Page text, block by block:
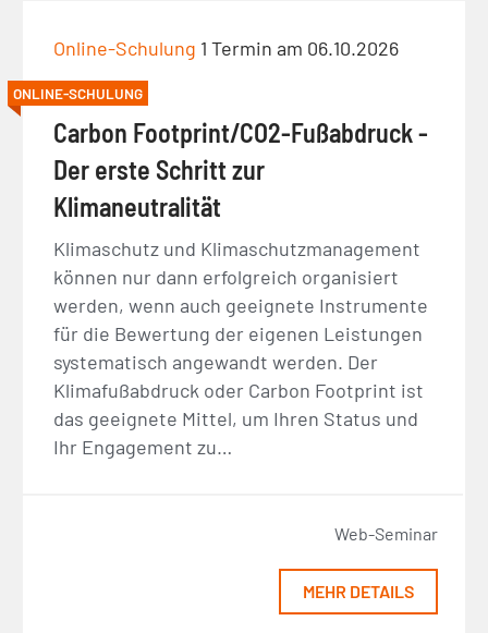
Online-Schulung 1 Termin am 06.10.2026
ONLINE-SCHULUNG
Carbon Footprint/CO2-Fußabdruck -
Der erste Schritt zur
Klimaneutralität
Klimaschutz und Klimaschutzmanagement
können nur dann erfolgreich organisiert
werden, wenn auch geeignete Instrumente
für die Bewertung der eigenen Leistungen
systematisch angewandt werden. Der
Klimafußabdruck oder Carbon Footprint ist
das geeignete Mittel, um Ihren Status und
Ihr Engagement zu…
Web-Seminar
MEHR DETAILS